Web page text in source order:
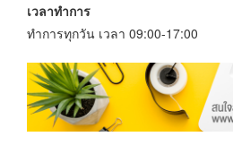
เวลาทำการ
ทำการทุกวัน เวลา 09:00-17:00